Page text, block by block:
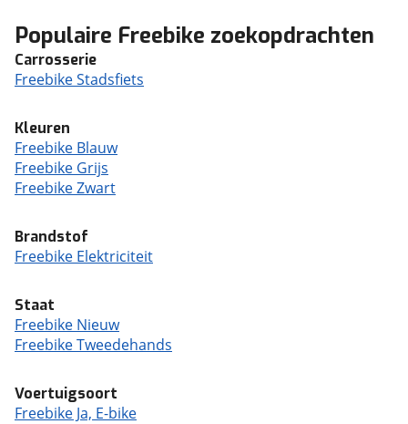
Populaire Freebike zoekopdrachten
Carrosserie
Freebike Stadsfiets
Kleuren
Freebike Blauw
Freebike Grijs
Freebike Zwart
Brandstof
Freebike Elektriciteit
Staat
Freebike Nieuw
Freebike Tweedehands
Voertuigsoort
Freebike Ja, E-bike